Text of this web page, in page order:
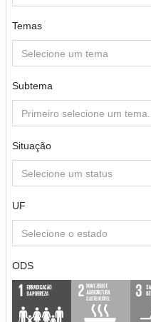
Temas
Selecione um tema
Subtema
Primeiro selecione um tema...
Situação
Selecione um status
UF
Selecione o estado
ODS